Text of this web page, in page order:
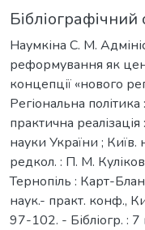
Бібліографічний
Наумкіна С. М.
реформування як
концепції «нового
Регіональна
практична реалізація
науки України ; Київ.
редкол. : П. М. Куліков
Тернопіль : Карт-
наук.- практ. конф.,
97-102. - Бібліогр. : 7